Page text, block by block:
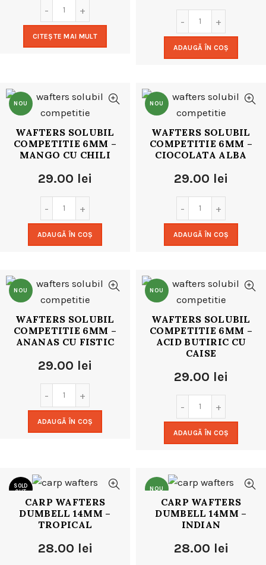
CITEȘTE MAI MULT
ADAUGĂ ÎN COȘ
NOU
WAFTERS SOLUBIL
COMPETITIE 6MM –
MANGO CU CHILI
29.00 lei
ADAUGĂ ÎN COȘ
NOU
WAFTERS SOLUBIL
COMPETITIE 6MM –
CIOCOLATA ALBA
29.00 lei
ADAUGĂ ÎN COȘ
NOU
WAFTERS SOLUBIL
COMPETITIE 6MM –
ANANAS CU FISTIC
29.00 lei
ADAUGĂ ÎN COȘ
NOU
WAFTERS SOLUBIL
COMPETITIE 6MM –
ACID BUTIRIC CU
CAISE
29.00 lei
ADAUGĂ ÎN COȘ
SOLD
OUT
NOU
CARP WAFTERS
DUMBELL 14MM –
TROPICAL
28.00 lei
NOU
CARP WAFTERS
DUMBELL 14MM –
INDIAN
28.00 lei